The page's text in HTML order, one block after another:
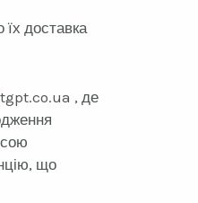
доставка
, де
що